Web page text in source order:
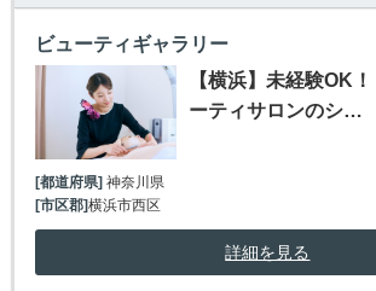
ビューティギャラリー
【横浜】未経験OK
ーティサロンのシ…
[都道府県]神奈川県
[市区郡]横浜市西区
詳細を見る